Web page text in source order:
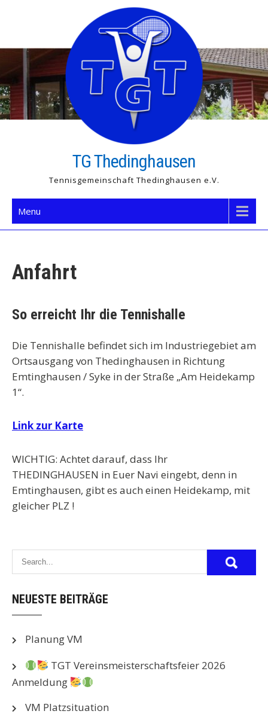
TG Thedinghausen
Tennisgemeinschaft Thedinghausen e.V.
Menu
Anfahrt
So erreicht Ihr die Tennishalle
Die Tennishalle befindet sich im Industriegebiet am
Ortsausgang von Thedinghausen in Richtung
Emtinghausen / Syke in der Straße „Am Heidekamp
1“.
Link zur Karte
WICHTIG: Achtet darauf, dass Ihr
THEDINGHAUSEN in Euer Navi eingebt, denn in
Emtinghausen, gibt es auch einen Heidekamp, mit
gleicher PLZ !
NEUESTE BEITRÄGE
Planung VM
TGT Vereinsmeisterschaftsfeier 2026
Anmeldung
VM Platzsituation